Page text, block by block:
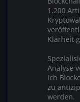
1.200
Klarheit
Analyse
ich
zu
werden.